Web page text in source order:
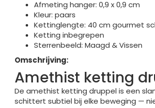
Afmeting hanger: 0,9 x 0,9 cm
Kleur: paars
Kettinglengte: 40 cm gourmet
Ketting inbegrepen
Sterrenbeeld: Maagd & Vissen
Omschrijving:
Amethist ketting
De amethist ketting druppel is een
schittert subtiel bij elke beweging —